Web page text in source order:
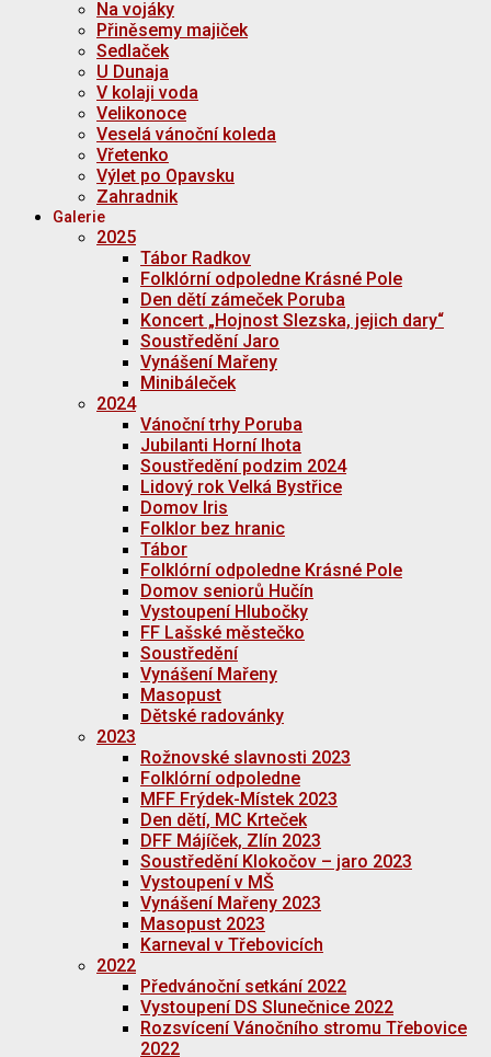
Na vojáky
Přiněsemy majiček
Sedlaček
U Dunaja
V kolaji voda
Velikonoce
Veselá vánoční koleda
Vřetenko
Výlet po Opavsku
Zahradnik
Galerie
2025
Tábor Radkov
Folklórní odpoledne Krásné Pole
Den dětí zámeček Poruba
Koncert „Hojnost Slezska, jejich dary“
Soustředění Jaro
Vynášení Mařeny
Minibáleček
2024
Vánoční trhy Poruba
Jubilanti Horní lhota
Soustředění podzim 2024
Lidový rok Velká Bystřice
Domov Iris
Folklor bez hranic
Tábor
Folklórní odpoledne Krásné Pole
Domov seniorů Hučín
Vystoupení Hlubočky
FF Lašské městečko
Soustředění
Vynášení Mařeny
Masopust
Dětské radovánky
2023
Rožnovské slavnosti 2023
Folklórní odpoledne
MFF Frýdek-Místek 2023
Den dětí, MC Krteček
DFF Májíček, Zlín 2023
Soustředění Klokočov – jaro 2023
Vystoupení v MŠ
Vynášení Mařeny 2023
Masopust 2023
Karneval v Třebovicích
2022
Předvánoční setkání 2022
Vystoupení DS Slunečnice 2022
Rozsvícení Vánočního stromu Třebovice
2022